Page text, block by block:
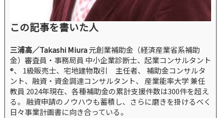
この記事を書いた人
三浦高／Takashi Miura元創業補助金（経済産業省系補助
金）審査員・事務局員 中小企業診断士、起業コンサルタント
®、 1級販売士、宅地建物取引 主任者、 補助金コンサルタ
ント、融資・資金調達コンサルタント、 産業能率大学 兼任
教員 2024年現在、各種補助金の累計支援件数は300件を超え
る。 融資申請のノウハウも蓄積し、さらに磨きを掛けるべく
日々事業計画書に向き合っている。